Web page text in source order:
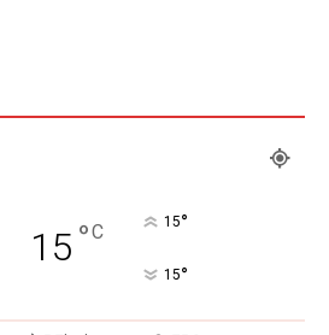
15 °C 15°
15°